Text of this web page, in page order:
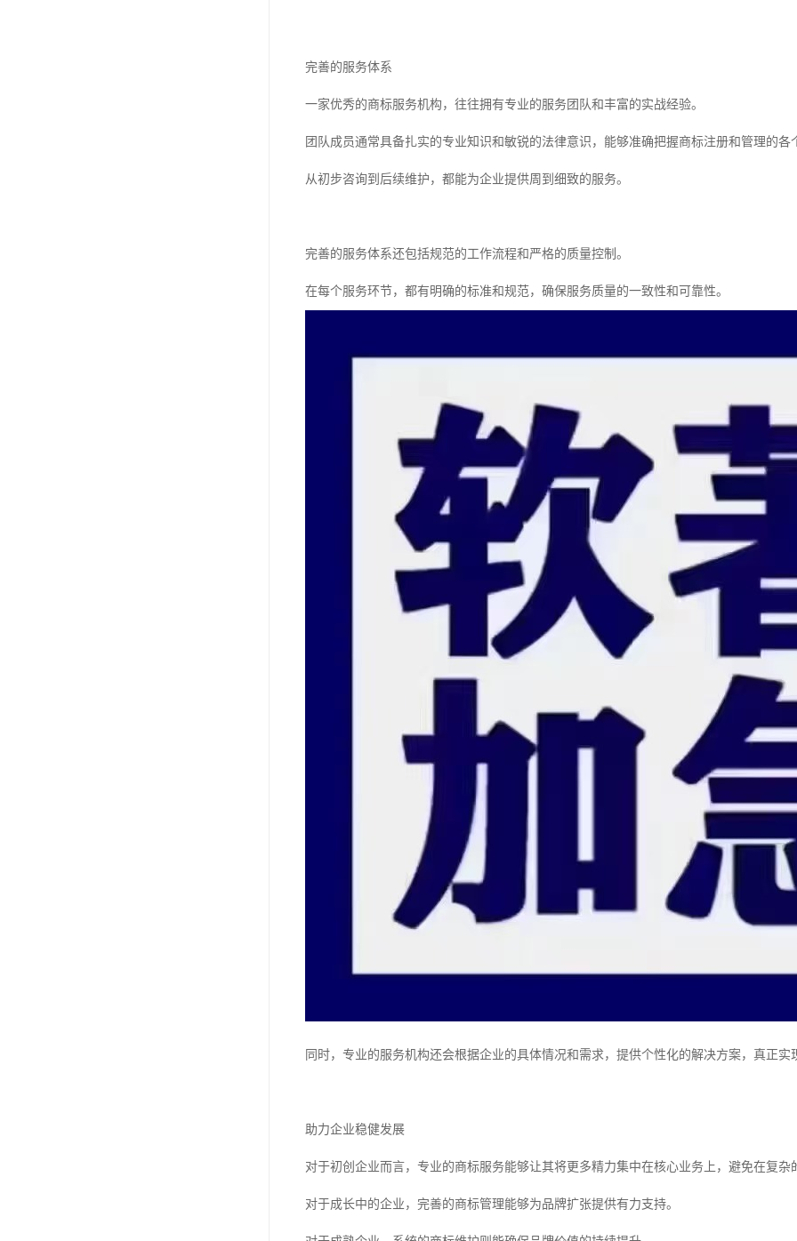
完善的服务体系
一家优秀的商标服务机构，往往拥有专业的服务团队和丰富的实战经验。
团队成员通常具备扎实的专业知识和敏锐的法律意识，能够准确把握商标注册和管理的各
从初步咨询到后续维护，都能为企业提供周到细致的服务。
完善的服务体系还包括规范的工作流程和严格的质量控制。
在每个服务环节，都有明确的标准和规范，确保服务质量的一致性和可靠性。
同时，专业的服务机构还会根据企业的具体情况和需求，提供个性化的解决方案，真正
助力企业稳健发展
对于初创企业而言，专业的商标服务能够让其将更多精力集中在核心业务上，避免在复杂
对于成长中的企业，完善的商标管理能够为品牌扩张提供有力支持。